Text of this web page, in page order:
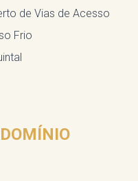
de Vias de Acesso
Frio